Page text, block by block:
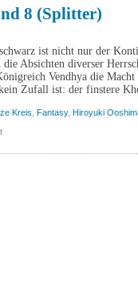
8 (Splitter)
ist nicht nur der
die Absichten diverser
Vendhya die
Zufall ist: der finstere
Kreis Fantasy, Hiroyuki
für